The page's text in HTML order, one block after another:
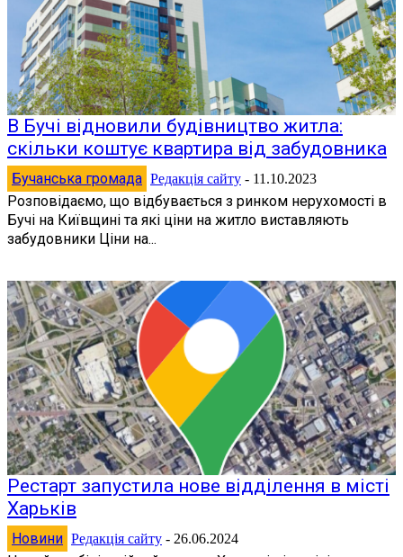
В Бучі відновили будівництво житла:
скільки коштує квартира від забудовника
Бучанська громада Редакція сайту - 11.10.2023
Розповідаємо, що відбувається з ринком нерухомості в
Бучі на Київщині та які ціни на житло виставляють
забудовники Ціни на...
Рестарт запустила нове відділення в місті
Харьків
Новини Редакція сайту - 26.06.2024